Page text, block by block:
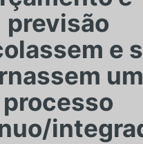
previsão
e
um
processo